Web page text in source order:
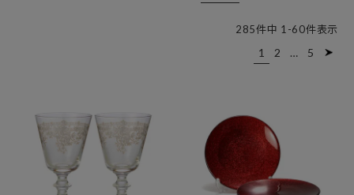
285件中 1 -60件表示
1 2 … 5